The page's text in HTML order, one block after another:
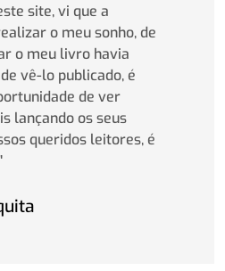
site, vi que a
o meu sonho, de
o meu livro havia
vê-lo publicado, é
de ver
lançando os seus
queridos leitores, é